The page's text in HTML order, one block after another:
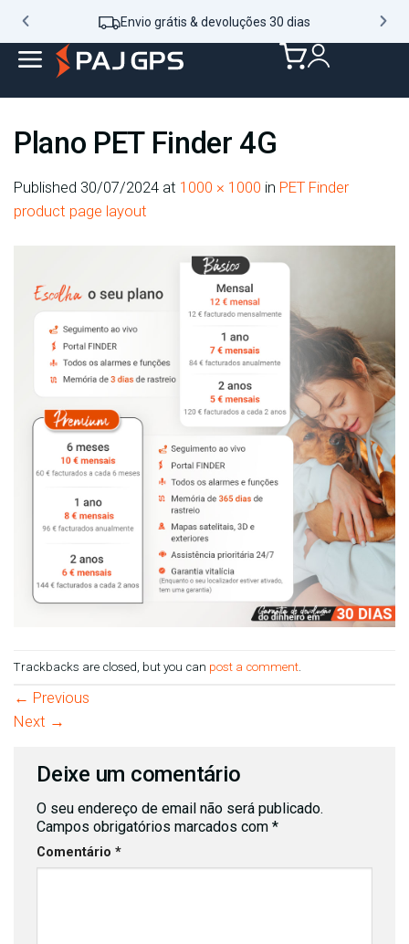
Envio grátis & devoluções 30 dias
Plano PET Finder 4G
Published 30/07/2024 at 1000 × 1000 in PET Finder
product page layout
Trackbacks are closed, but you can post a comment.
← Previous
Next →
Deixe um comentário
O seu endereço de email não será publicado.
Campos obrigatórios marcados com *
Comentário *